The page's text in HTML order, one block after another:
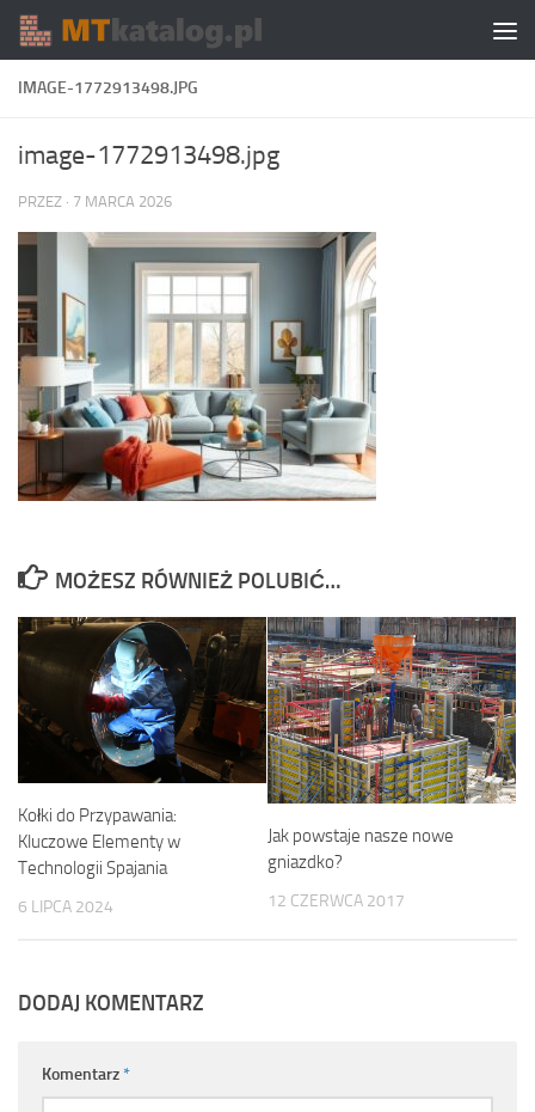
Skip to content
IMAGE-1772913498.JPG
image-1772913498.jpg
PRZEZ · 7 MARCA 2026
MOŻESZ RÓWNIEŻ POLUBIĆ…
Kołki do Przypawania:
Kluczowe Elementy w
Technologii Spajania
6 LIPCA 2024
Jak powstaje nasze nowe
gniazdko?
12 CZERWCA 2017
DODAJ KOMENTARZ
Komentarz*